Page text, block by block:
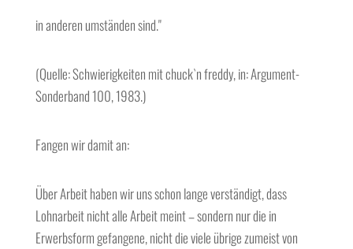
in anderen umständen sind."
(Quelle: Schwierigkeiten mit chuck`n freddy, in: Argument-
Sonderband 100, 1983.)
Fangen wir damit an:
Über Arbeit haben wir uns schon lange verständigt, dass
Lohnarbeit nicht alle Arbeit meint – sondern nur die in
Erwerbsform gefangene, nicht die viele übrige zumeist von